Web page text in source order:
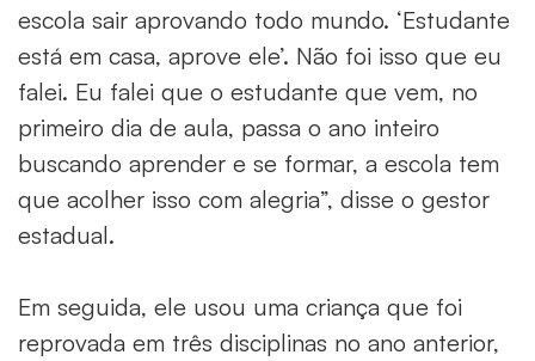
escola sair aprovando todo mundo. ‘Estudante
está em casa, aprove ele’. Não foi isso que eu
falei. Eu falei que o estudante que vem, no
primeiro dia de aula, passa o ano inteiro
buscando aprender e se formar, a escola tem
que acolher isso com alegria”, disse o gestor
estadual.
Em seguida, ele usou uma criança que foi
reprovada em três disciplinas no ano anterior,